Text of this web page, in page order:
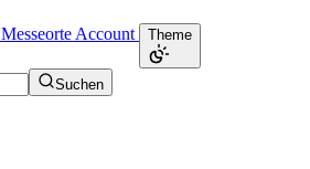
Messeorte Account Theme
Suchen